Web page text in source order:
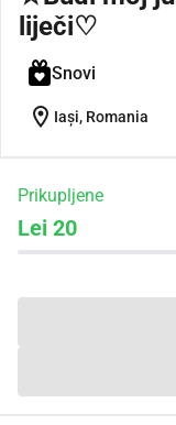
liječi♡
Snovi
location_on Iași, Romania
Prikupljene
Lei 20